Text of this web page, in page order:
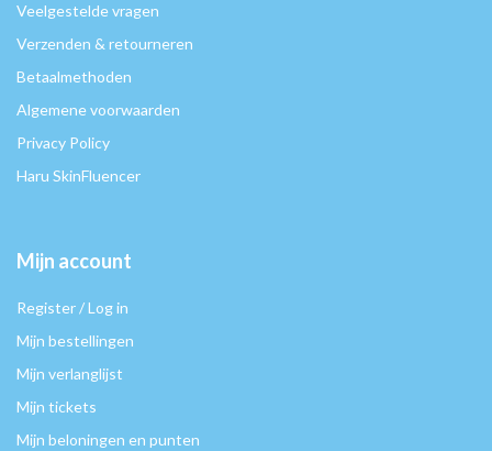
Veelgestelde vragen
Verzenden & retourneren
Betaalmethoden
Algemene voorwaarden
Privacy Policy
Haru SkinFluencer
Mijn account
Register / Log in
Mijn bestellingen
Mijn verlanglijst
Mijn tickets
Mijn beloningen en punten